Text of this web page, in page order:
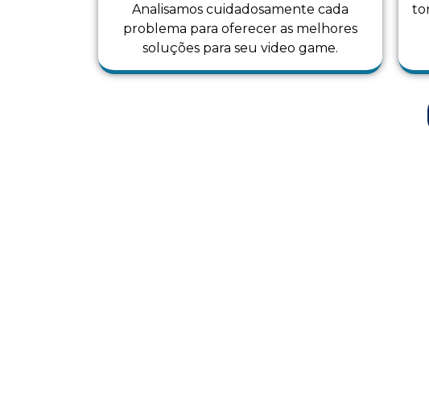
Analisamos cuidadosamente cada
problema para oferecer as melhores
soluções para seu video game.